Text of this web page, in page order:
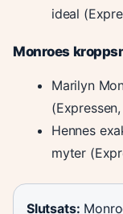
ideal
Monroes
Marilyn
Hennes
myter
Slutsats: